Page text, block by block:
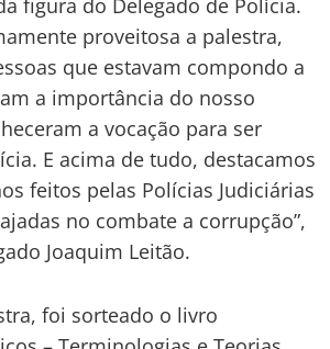
proveitosa a palestra,
que estavam compondo a
a importância do nosso
a vocação para ser
E acima de tudo, destacamos
feitos pelas Polícias Judiciárias
no combate a corrupção”,
Joaquim Leitão.
foi sorteado o livro